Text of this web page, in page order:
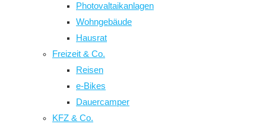
Photovaltaikanlagen
Wohngebäude
Hausrat
Freizeit & Co.
Reisen
e-Bikes
Dauercamper
KFZ & Co.